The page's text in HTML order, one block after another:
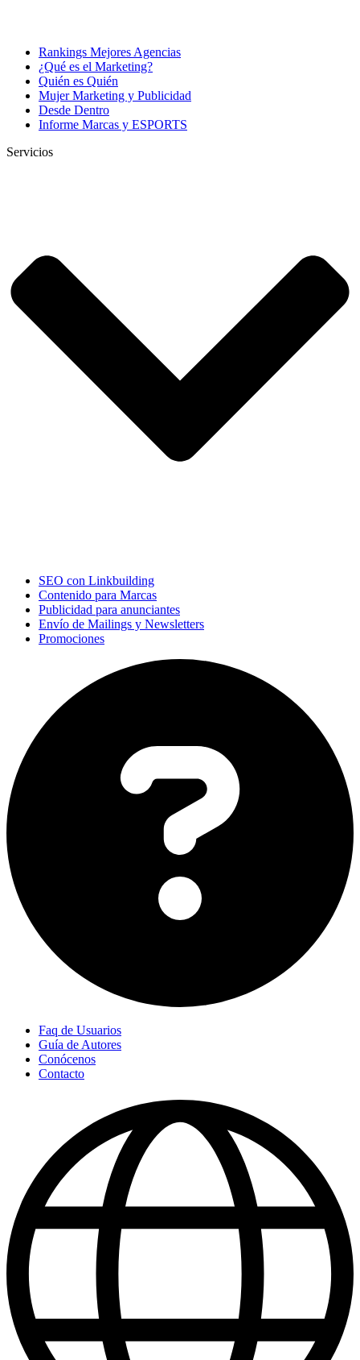
Rankings Mejores Agencias
¿Qué es el Marketing?
Quién es Quién
Mujer Marketing y Publicidad
Desde Dentro
Informe Marcas y ESPORTS
Servicios
SEO con Linkbuilding
Contenido para Marcas
Publicidad para anunciantes
Envío de Mailings y Newsletters
Promociones
Faq de Usuarios
Guía de Autores
Conócenos
Contacto